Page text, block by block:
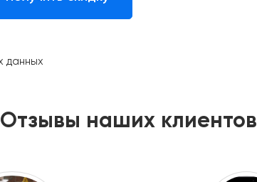
данных
Отзывы наших клиентов